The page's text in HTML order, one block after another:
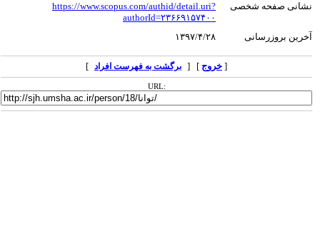
نشانی صفحه شخصی
https://www.scopus.com/authid/detail.uri?
authorId=۲۳۶۶۹۱۵۷۴۰۰
آخرین بروزرسانی
۱۳۹۷/۴/۲۸
خروج] [ برگشت به فهرست افراد ]
URL: